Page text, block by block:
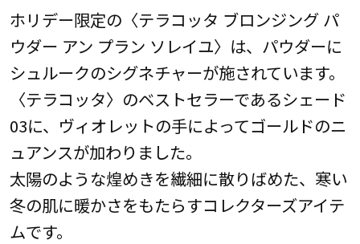
ホリデー限定の〈テラコッタ ブロンジング パ
ウダー アン プラン ソレイユ〉は、パウダーに
シュルークのシグネチャーが施されています。
〈テラコッタ〉のベストセラーであるシェード
03に、ヴィオレットの手によってゴールドのニ
ュアンスが加わりました。
太陽のような煌めきを繊細に散りばめた、寒い
冬の肌に暖かさをもたらすコレクターズアイテ
ムです。